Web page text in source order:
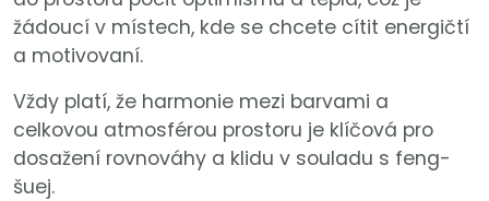
žádoucí v místech, kde se chcete cítit energičtí
a motivovaní.
Vždy platí, že harmonie mezi barvami a
celkovou atmosférou prostoru je klíčová pro
dosažení rovnováhy a klidu v souladu s feng-
šuej.